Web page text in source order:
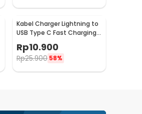
Kabel Charger Lightning to
USB Type C Fast Charging
Rp10.900
Rp25.900 58%